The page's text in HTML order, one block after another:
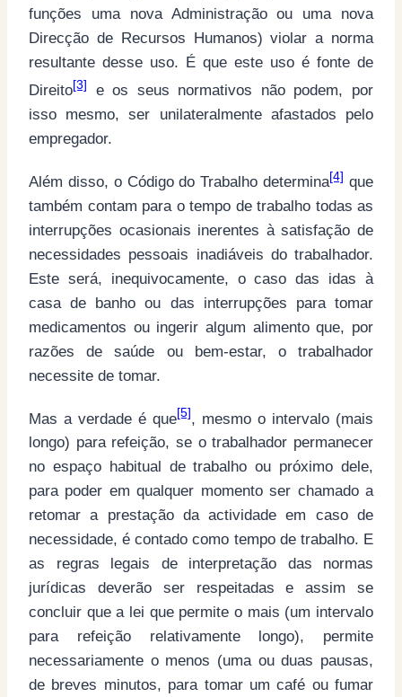
funções uma nova Administração ou uma nova
Direcção de Recursos Humanos) violar a norma
resultante desse uso. É que este uso é fonte de
Direito[3]
e os seus normativos não podem, por
isso mesmo, ser unilateralmente afastados pelo
empregador.
Além disso, o Código do Trabalho determina[4]que
também contam para o tempo de trabalho todas as
interrupções ocasionais inerentes à satisfação de
necessidades pessoais inadiáveis do trabalhador.
Este será, inequivocamente, o caso das idas à
casa de banho ou das interrupções para tomar
medicamentos ou ingerir algum alimento que, por
razões de saúde ou bem-estar, o trabalhador
necessite de tomar.
Mas a verdade é que[5], mesmo o intervalo (mais
longo) para refeição, se o trabalhador permanecer
no espaço habitual de trabalho ou próximo dele,
para poder em qualquer momento ser chamado a
retomar a prestação da actividade em caso de
necessidade, é contado como tempo de trabalho. E
as regras legais de interpretação das normas
jurídicas deverão ser respeitadas e assim se
concluir que a lei que permite o mais (um intervalo
para refeição relativamente longo), permite
necessariamente o menos (uma ou duas pausas,
de breves minutos, para tomar um café ou fumar